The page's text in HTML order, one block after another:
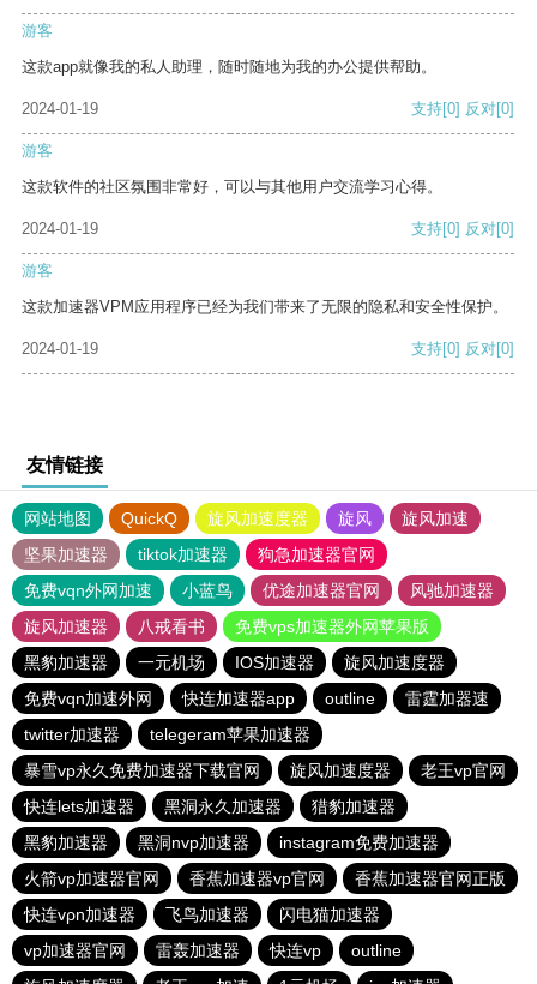
游客
这款app就像我的私人助理，随时随地为我的办公提供帮助。
2024-01-19 支持[0] 反对[0]
游客
这款软件的社区氛围非常好，可以与其他用户交流学习心得。
2024-01-19 支持[0] 反对[0]
游客
这款加速器VPM应用程序已经为我们带来了无限的隐私和安全性保护。
2024-01-19 支持[0] 反对[0]
友情链接
网站地图 QuickQ 旋风加速度器 旋风
旋风加速
坚果加速器
tiktok加速器
狗急加速器官网
免费vqn外网加速
小蓝鸟 优途加速器官网
风驰加速器
旋风加速器
八戒看书
免费vps加速器外网苹果版
黑豹加速器
一元机场 IOS加速器
旋风加速度器
免费vqn加速外网
快连加速器app outline
雷霆加器速
twitter加速器
telegeram苹果加速器
暴雪vp永久免费加速器下载官网
旋风加速度器
老王vp官网
快连lets加速器
黑洞永久加速器
猎豹加速器
黑豹加速器
黑洞nvp加速器
instagram免费加速器
火箭vp加速器官网
香蕉加速器vp官网
香蕉加速器官网正版
快连vρn加速器
飞鸟加速器
闪电猫加速器
vp加速器官网
雷轰加速器 快连vp
outline